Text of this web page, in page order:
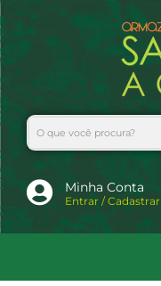
para
o
conteúdo
Search
Minha Conta
Entrar / Cadastrar